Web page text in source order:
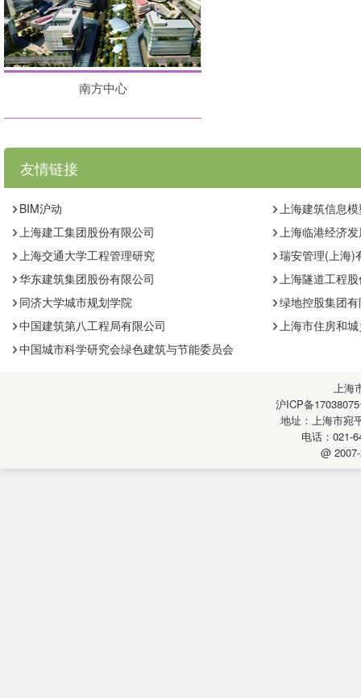
南方中心
友情链接
BIM沪动
上海建筑信息
上海建工集团股份有限公司
上海临港经济
上海交通大学工程管理研究
瑞安管理(上海)
华东建筑集团股份有限公司
上海隧道工程
同济大学城市规划学院
绿地控股集团
中国建筑第八工程局有限公司
上海市住房和
中国城市科学研究会绿色建筑与节能委员会
上海
沪ICP备
地址：上海市宛
电话：021-
@